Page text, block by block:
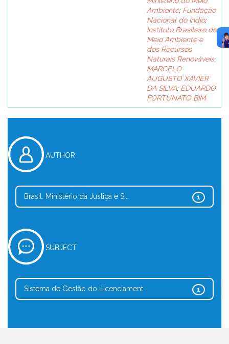
Ambiente; Fundação
Nacional do Índio;
Instituto Brasileiro do
Meio Ambiente e
dos Recursos
Naturais Renováveis;
MARCELO
AUGUSTO XAVIER
DA SILVA; EDUARDO
FORTUNATO BIM
AUTHOR
1
Brasil. Ministério da Justiça e S...
SUBJECT
1
Sistema de Gestão do Licenciament...